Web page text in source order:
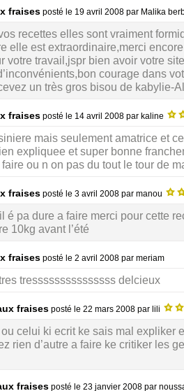
fraises posté le 19 avril 2008 par Malika
recettes elles sont vraiment
elle est extraordinaire,merci
votre travail,jspr bien avoir votre
courage dans
un très gros bisou de kabylie-
fraises posté le 14 avril 2008 par kaline
mais seulement amatrice et
expliquee et super bonne
ou n on pas du tout le tour de
fraises posté le 3 avril 2008 par manou
é pa dure a faire merci pour cette
10kg avant l’été
fraises posté le 2 avril 2008 par meriam
tresssssssssssssss delcieux
fraises posté le 22 mars 2008 par lili
celui ki ecrit ke sais mal expliker
rien d’autre a faire ke critiker les
fraises posté le 23 janvier 2008 par